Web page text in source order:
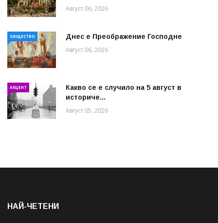
Август 06, 2026
ОБЩЕСТВО Днес е Преображение Господне
Август 06, 2026
АКЦЕНТ
Какво се е случило на 5 август в
историче...
Август 05, 2026
НАЙ-ЧЕТЕНИ